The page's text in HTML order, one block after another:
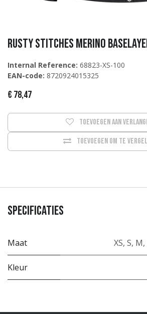
Rusty Stitches Merino
Internal Reference: 68823-XS-100
EAN-code: 8720924015325
€ 78,47
Toevoegen om te
Toevoegen aan
Specificaties
Maat XS, S, M,
Kleur